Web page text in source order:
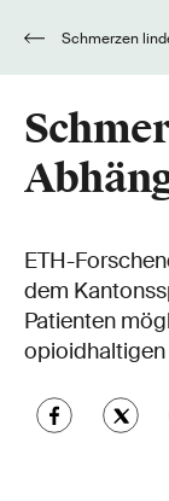
Schmerzen
ETH-
dem
Patienten